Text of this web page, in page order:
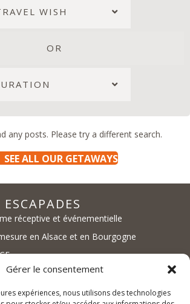
Gérer le consentement
expériences, nous utilisons des technologies
WISH
OR
any posts. Please try a different search.
SEE ALL OUR GETAWAYS
réceptive et événementielle
en Alsace et en Bourgogne